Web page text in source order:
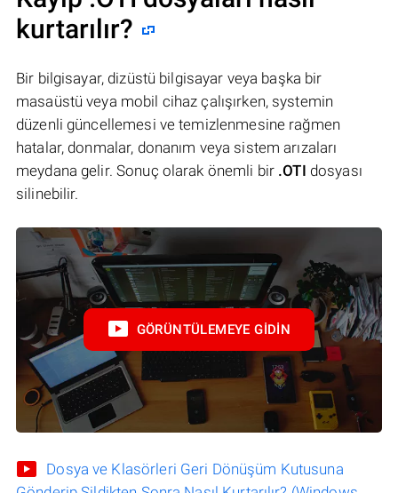
kurtarılır?
Bir bilgisayar, dizüstü bilgisayar veya başka bir
masaüstü veya mobil cihaz çalışırken, systemin
düzenli güncellemesi ve temizlenmesine rağmen
hatalar, donmalar, donanım veya sistem arızaları
meydana gelir. Sonuç olarak önemli bir .OTI dosyası
silinebilir.
GÖRÜNTÜLEMEYE GIDIN
Dosya ve Klasörleri Geri Dönüşüm Kutusuna